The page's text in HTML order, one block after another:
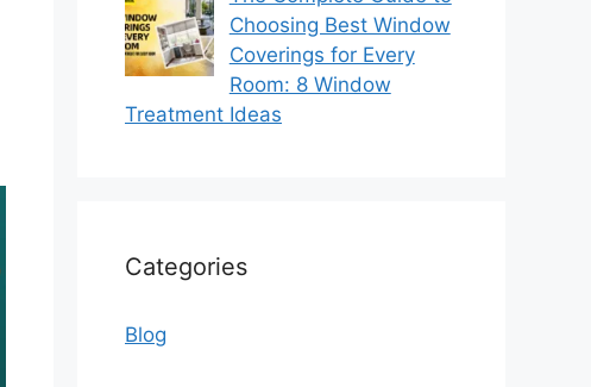
Choosing Best Window
Coverings for Every
Room: 8 Window
Treatment Ideas
Categories
Blog